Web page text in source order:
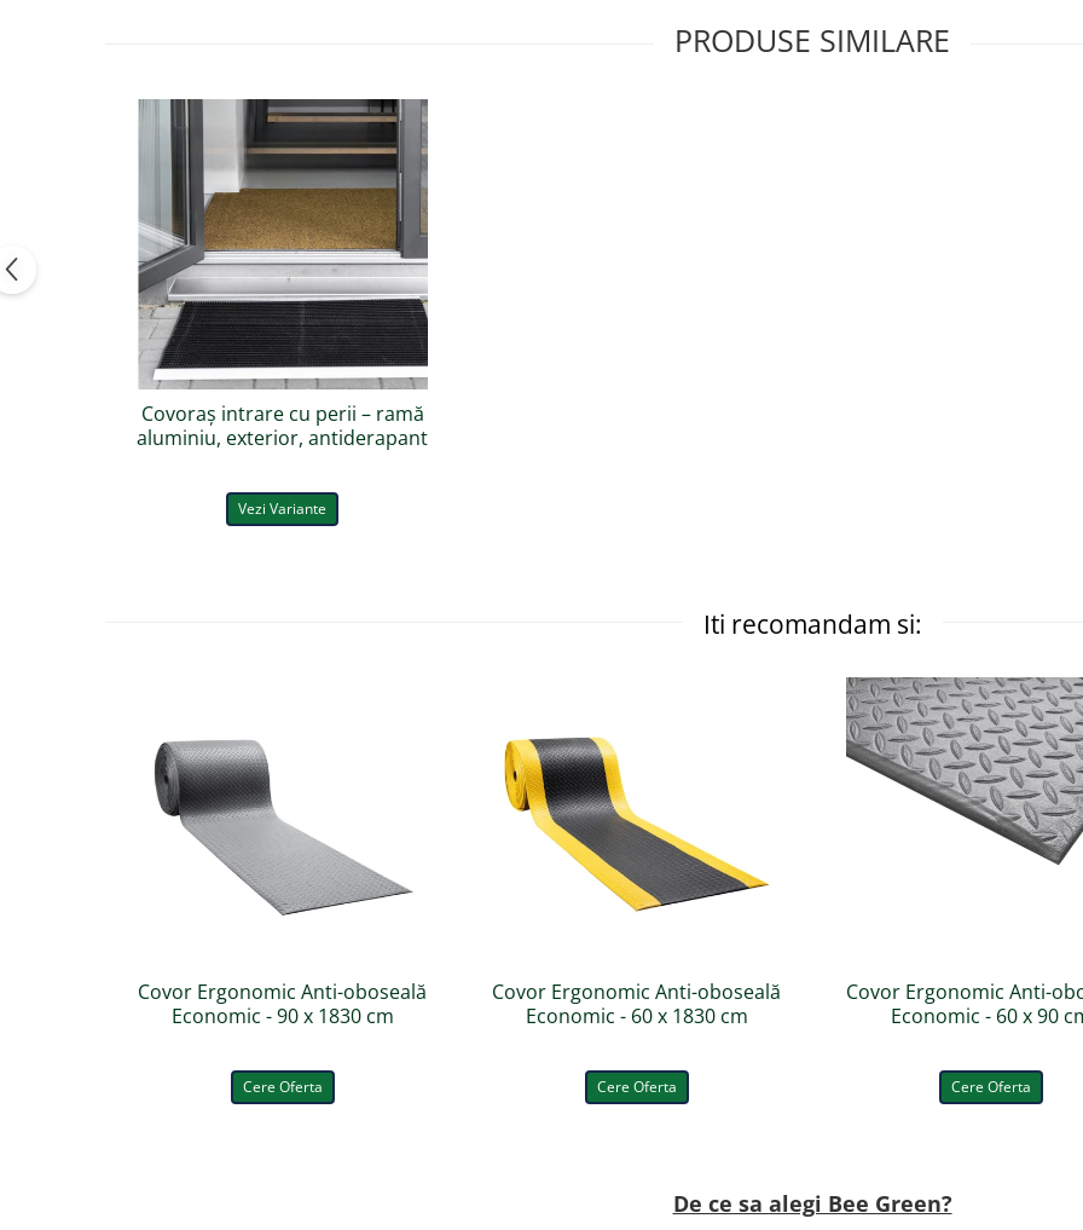
covoraș profesional de exterior pentru trafic intens , modelul antracit clasa 33 este
durabilitate dovedită și design elegant, acesta este un partener de încredere pentru orice clădire modernă.
PRODUSE SIMILARE
Covoraș intrare cu perii – ramă
aluminiu, exterior, antiderapant
Vezi Variante
Iti recomandam si:
Covor Ergonomic Anti-oboseală
Economic - 90 x 1830 cm
Cere Oferta
Covor Ergonomic Anti-oboseală
Economic - 60 x 1830 cm
Cere Oferta
Covor Ergonomic Anti-
Economic - 60 x 90
Cere Oferta
De ce sa alegi Bee Green?